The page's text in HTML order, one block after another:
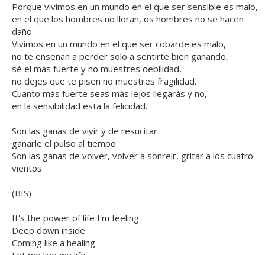
Porque vivimos en un mundo en el que ser sensible es malo,
en el que los hombres no lloran, os hombres no se hacen
daño.
Vivimos en un mundo en el que ser cobarde es malo,
no te enseñan a perder solo a sentirte bien ganando,
sé el más fuerte y no muestres debilidad,
no dejes que te pisen no muestres fragilidad.
Cuanto más fuerte seas más lejos llegarás y no,
en la sensibilidad esta la felicidad.
Son las ganas de vivir y de resucitar
ganarle el pulso al tiempo
Son las ganas de volver, volver a sonreír, gritar a los cuatro
vientos
(BIS)
It's the power of life I'm feeling
Deep down inside
Coming like a healing